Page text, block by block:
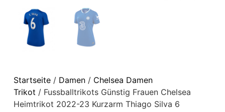
Startseite/ Damen/ Chelsea Damen
Trikot / Fussballtrikots Günstig Frauen Chelsea
Heimtrikot 2022-23 Kurzarm Thiago Silva 6